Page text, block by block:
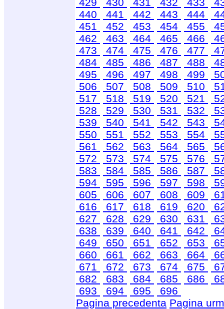
440
441 442 443 444
451
452 453 454 455
462
463 464 465 466
473
474 475 476 477
484
485 486 487 488
495
496 497 498 499
506
507 508 509 510
517
518 519 520 521
528
529 530 531 532
539
540 541 542 543
550
551 552 553 554
561
562 563 564 565
572
573 574 575 576
583
584 585 586 587
594
595 596 597 598
605
606 607 608 609
616
617 618 619 620
627
628 629 630 631
638
639 640 641 642
649
650 651 652 653
660
661 662 663 664
671
672 673 674 675
682
683 684 685 686
693
694 695
696
Pagina precedenta Pagina